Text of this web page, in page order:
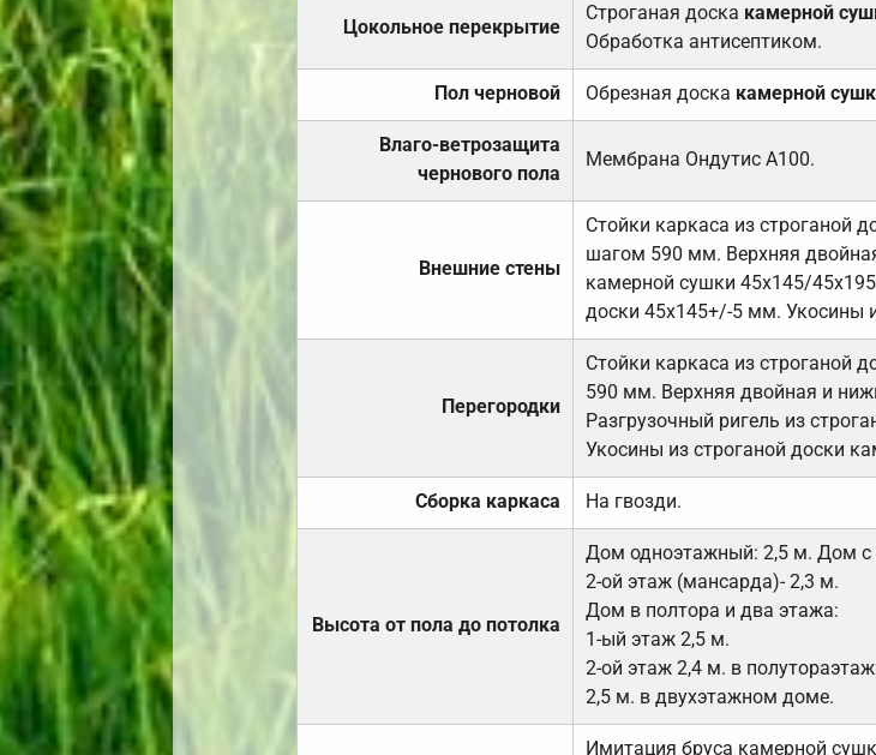
Цокольное перекрытие
Строганая доска камерной
Обработка антисептиком.
Пол черновой Обрезная доска камерной
Влаго-ветрозащита
чернового пола
Мембрана Ондутис А100.
Внешние стены
Стойки каркаса из строганой
шагом 590 мм. Верхняя
камерной сушки 45х145/
доски 45х145+/-5 мм. Укосины
Перегородки
Стойки каркаса из строганой
590 мм. Верхняя двойная и
Разгрузочный ригель из
Укосины из строганой доски
Сборка каркаса На гвозди.
Высота от пола до потолка
Дом одноэтажный: 2,5 м. Дом с
2-ой этаж (мансарда)- 2,3 м.
Дом в полтора и два этажа:
1-ый этаж 2,5 м.
2-ой этаж 2,4 м. в
2,5 м. в двухэтажном доме.
Имитация бруса камерной